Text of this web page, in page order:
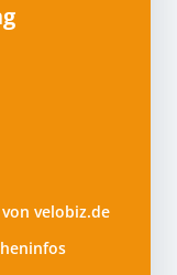
velobiz.de